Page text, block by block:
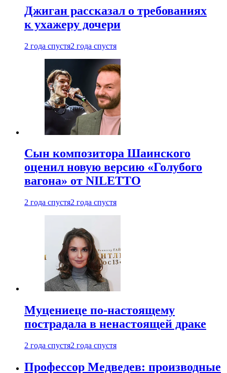
Джиган рассказал о требованиях
к ухажеру дочери
2 года спустя2 года спустя
Сын композитора Шаинского
оценил новую версию «Голубого
вагона» от NILETTO
2 года спустя2 года спустя
Муцениеце по-настоящему
пострадала в ненастоящей драке
2 года спустя2 года спустя
Профессор Медведев: производные